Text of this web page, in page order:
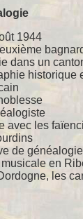
1944
dans un
historique
avec les
de généalogie
en
les